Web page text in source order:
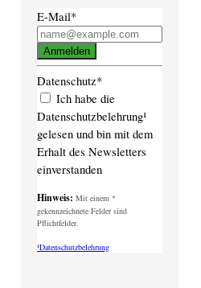
E-Mail*
Anmelden
Datenschutz*
Ich habe die
Datenschutzbelehrung¹
gelesen und bin mit dem
Erhalt des Newsletters
einverstanden
Hinweis: Mit einem *
gekennzeichnete Felder sind
Pflichtfelder.
¹Datenschutzbelehrung